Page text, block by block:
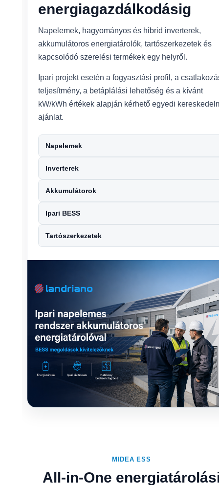
energiagazdálkodásig
Napelemek, hagyományos és hibrid inverterek,
akkumulátoros energiatárolók, tartószerkezetek és
kapcsolódó szerelési termékek egy helyről.
Ipari projekt esetén a fogyasztási profil, a
teljesítmény, a betáplálási lehetőség és a kívánt
kW/kWh értékek alapján kérhető egyedi
ajánlat.
Napelemek
Inverterek
Akkumulátorok
Ipari BESS
Tartószerkezetek
MIDEA ESS
All-in-One